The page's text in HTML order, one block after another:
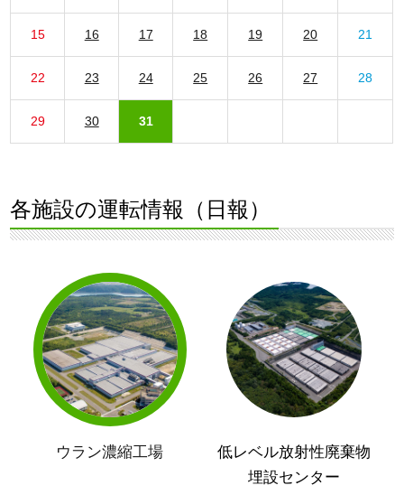
15 16 17 18 19 20 21
22 23 24 25 26 27 28
29 30 31
各施設の運転情報（日報）
ウラン濃縮工場
低レベル放射性廃棄物
埋設センター